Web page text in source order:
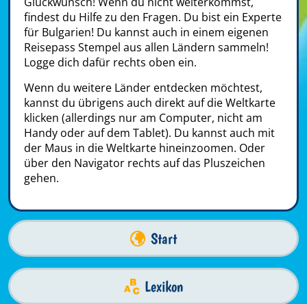
findest du Hilfe zu den Fragen. Du bist ein Experte
für Bulgarien! Du kannst auch in einem eigenen
Reisepass Stempel aus allen Ländern sammeln!
Logge dich dafür rechts oben ein.
Wenn du weitere Länder entdecken möchtest,
kannst du übrigens auch direkt auf die Weltkarte
klicken (allerdings nur am Computer, nicht am
Handy oder auf dem Tablet). Du kannst auch mit
der Maus in die Weltkarte hineinzoomen. Oder
über den Navigator rechts auf das Pluszeichen
gehen.
Start
Lexikon